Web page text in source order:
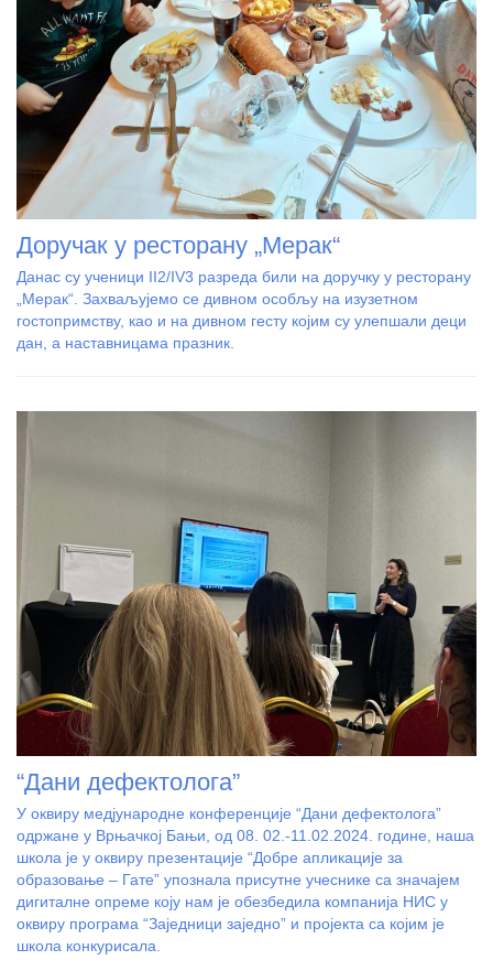
Доручак у ресторану „Мерак“
Данас су ученици II2/IV3 разреда били на доручку у ресторану
„Мерак“. Захваљујемо се дивном особљу на изузетном
гостопримству, као и на дивном гесту којим су улепшали деци
дан, а наставницама празник.
“Дани дефектолога”
У оквиру медјународне конференције “Дани дефектолога”
одржане у Врњачкој Бањи, од 08. 02.-11.02.2024. године, наша
школа је у оквиру презентације “Добре апликације за
образовање – Гате” упознала присутне учеснике са значајем
дигиталне опреме коју нам је обезбедила компанија НИС у
оквиру програма “Заједници заједно” и пројекта са којим је
школа конкурисала.